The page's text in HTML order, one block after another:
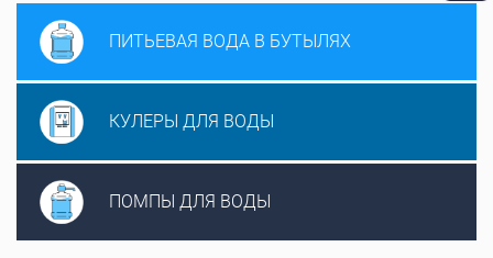
ПИТЬЕВАЯ ВОДА В БУТЫЛЯХ
КУЛЕРЫ ДЛЯ ВОДЫ
ПОМПЫ ДЛЯ ВОДЫ